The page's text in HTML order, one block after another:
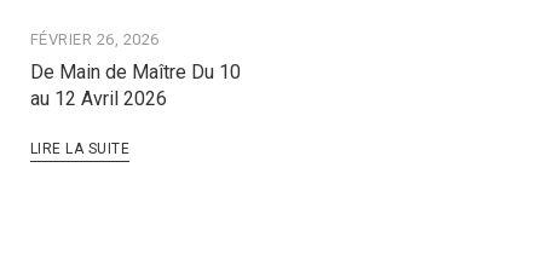
FÉVRIER 26, 2026
De Main de Maître Du 10
au 12 Avril 2026
LIRE LA SUITE